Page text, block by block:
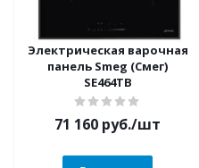
Электрическая варочная
панель Smeg (Смег)
SE464TB
71 160 руб./шт